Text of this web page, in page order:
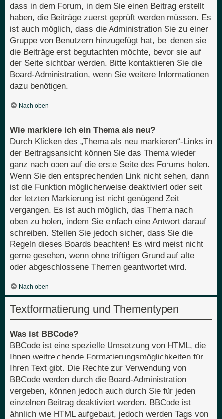
dass in dem Forum, in dem Sie einen Beitrag erstellt
haben, die Beiträge zuerst geprüft werden müssen. Es
ist auch möglich, dass die Administration Sie zu einer
Gruppe von Benutzern hinzugefügt hat, bei denen sie
die Beiträge erst begutachten möchte, bevor sie auf
der Seite sichtbar werden. Bitte kontaktieren Sie die
Board-Administration, wenn Sie weitere Informationen
dazu benötigen.
Nach oben
Wie markiere ich ein Thema als neu?
Durch Klicken des „Thema als neu markieren“-Links in
der Beitragsansicht können Sie das Thema wieder
ganz nach oben auf die erste Seite des Forums holen.
Wenn Sie den entsprechenden Link nicht sehen, dann
ist die Funktion möglicherweise deaktiviert oder seit
der letzten Markierung ist nicht genügend Zeit
vergangen. Es ist auch möglich, das Thema nach
oben zu holen, indem Sie einfach eine Antwort darauf
schreiben. Stellen Sie jedoch sicher, dass Sie die
Regeln dieses Boards beachten! Es wird meist nicht
gerne gesehen, wenn ohne triftigen Grund auf alte
oder abgeschlossene Themen geantwortet wird.
Nach oben
Textformatierung und Thementypen
Was ist BBCode?
BBCode ist eine spezielle Umsetzung von HTML, die
Ihnen weitreichende Formatierungsmöglichkeiten für
Ihren Text gibt. Die Rechte zur Verwendung von
BBCode werden durch die Board-Administration
vergeben, können jedoch auch durch Sie für jeden
einzelnen Beitrag deaktiviert werden. BBCode ist
ähnlich wie HTML aufgebaut, jedoch werden Tags von